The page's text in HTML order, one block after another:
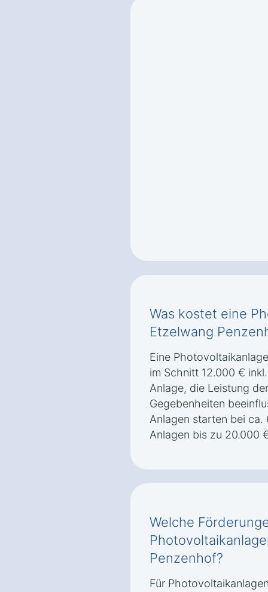
Was kostet eine
Etzelwang
Eine
im Schnitt 12.000 €
Anlage, die Leistung
Gegebenheiten
Anlagen starten bei
Anlagen bis zu 20.000
Welche
Penzenhof?
Für